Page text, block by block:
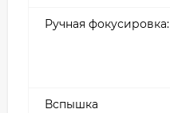
Ручная фокусировка:
Вспышка